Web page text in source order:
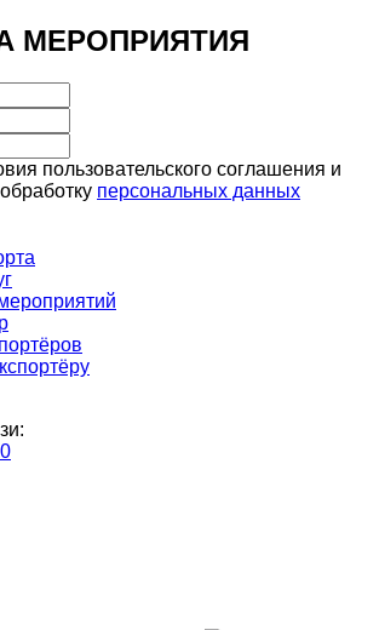
МЕРОПРИЯТИЯ
пользовательского соглашения и
персональных данных